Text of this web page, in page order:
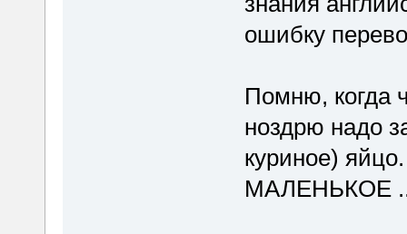
ошибку
Помню, когда
ноздрю надо
куриное)
МАЛЕНЬКОЕ